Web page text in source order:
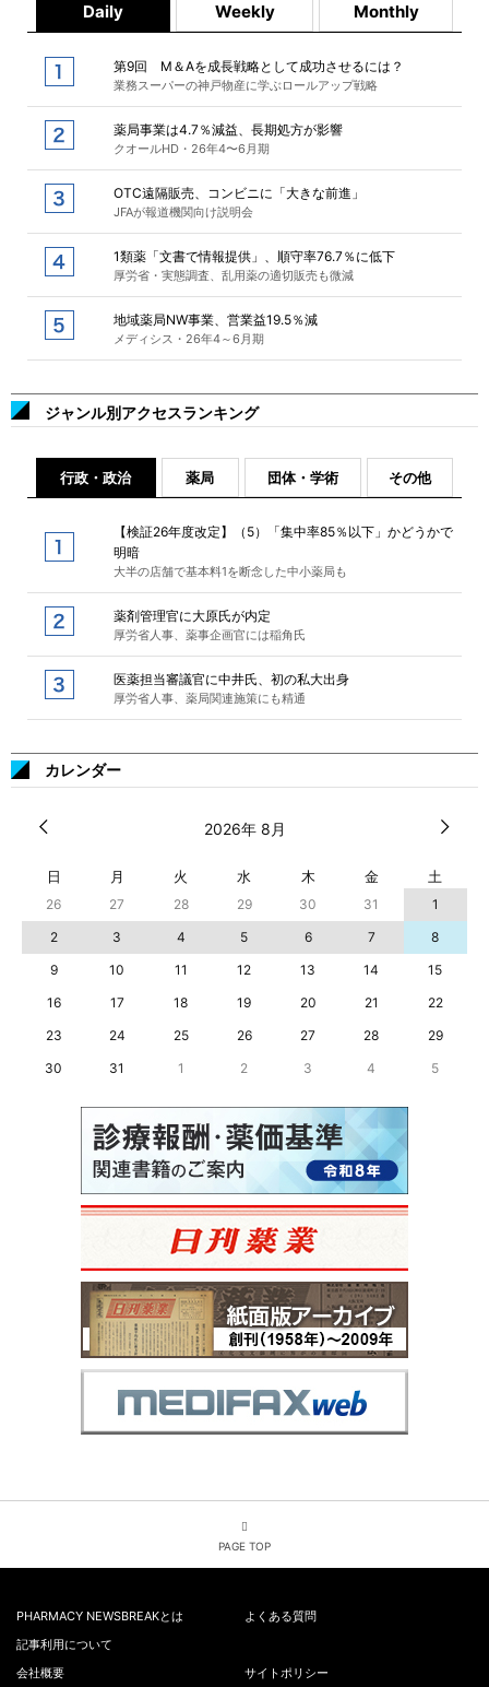
Daily Weekly Monthly
第9回 M＆Aを成長戦略として成功させるには？
業務スーパーの神戸物産に学ぶロールアップ戦略
薬局事業は4.7％減益、長期処方が影響
クオールHD・26年4〜6月期
OTC遠隔販売、コンビニに「大きな前進」
JFAが報道機関向け説明会
1類薬「文書で情報提供」、順守率76.7％に低下
厚労省・実態調査、乱用薬の適切販売も微減
地域薬局NW事業、営業益19.5％減
メディシス・26年4～6月期
ジャンル別アクセスランキング
行政・政治 薬局 団体・学術 その他
【検証26年度改定】（5）「集中率85％以下」かどうかで
明暗
大半の店舗で基本料1を断念した中小薬局も
薬剤管理官に大原氏が内定
厚労省人事、薬事企画官には稲角氏
医薬担当審議官に中井氏、初の私大出身
厚労省人事、薬局関連施策にも精通
カレンダー
2026年 8月
日 月 火 水 木 金 土
26 27 28 29 30 31
1
2
3 4 5 6 7
8
9
10 11 12 13 14
15
16
17 18 19 20 21
22
23
24 25 26 27 28
29
30
31 1 2 3 4 5
PAGE TOP
PHARMACY NEWSBREAKとは
よくある質問
記事利用について
会社概要
サイトポリシー